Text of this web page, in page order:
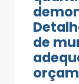
de
orçam